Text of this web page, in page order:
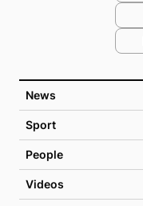
News
Sport
People
Videos